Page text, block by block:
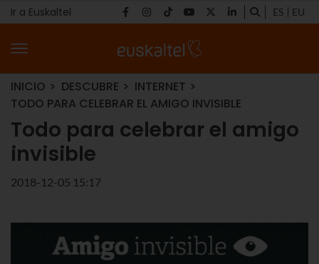
Ir a Euskaltel ES EU
INICIO DESCUBRE
INTERNET
TODO PARA CELEBRAR EL AMIGO INVISIBLE
Todo para celebrar el amigo
invisible
2018-12-05 15:17